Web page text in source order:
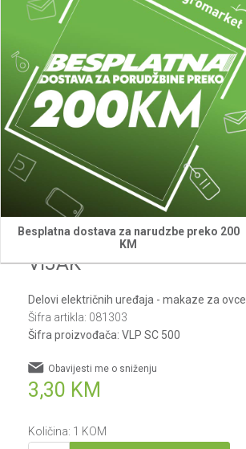
Besplatna dostava za narudzbe preko 200
KM
Villager
VIJAK
Delovi električnih uređaja - makaze za ovce
Šifra artikla: 081303
Šifra proizvođača: VLP SC 500
3,30 KM
Obavijesti me o sniženju
Količina: 1 KOM